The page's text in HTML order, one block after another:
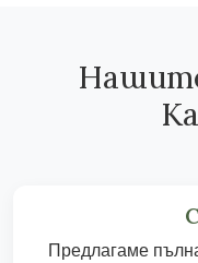
Предлагаме